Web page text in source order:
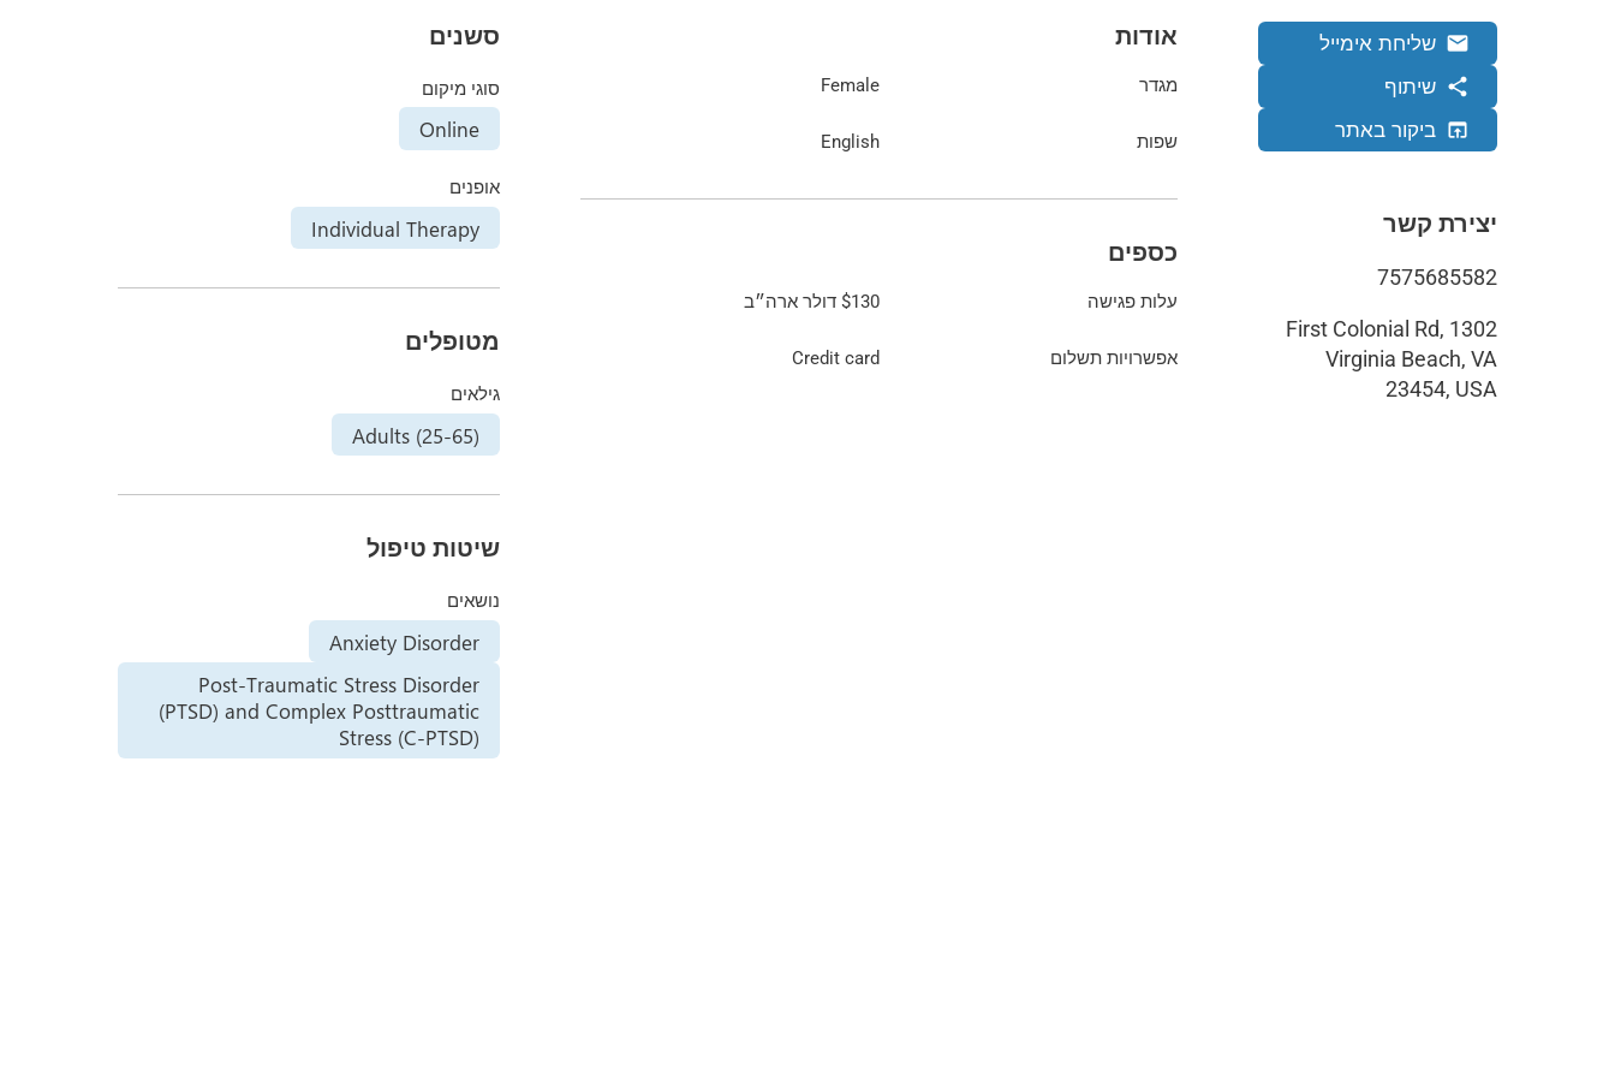
email שליחת אימייל
share שיתוף
open_in_browser ביקור באתר
יצירת קשר
7575685582
1302 First Colonial Rd,
Virginia Beach, VA
23454, USA
אודות
מגדר Female
שפות English
כספים
עלות פגישה $130 דולר ארה״ב
אפשרויות תשלום Credit card
סשנים
סוגי מיקום
Online
אופנים
Individual Therapy
מטופלים
גילאים
Adults (25-65)
שיטות טיפול
נושאים
Anxiety Disorder
Post-Traumatic Stress Disorder
(PTSD) and Complex Posttraumatic
Stress (C-PTSD)